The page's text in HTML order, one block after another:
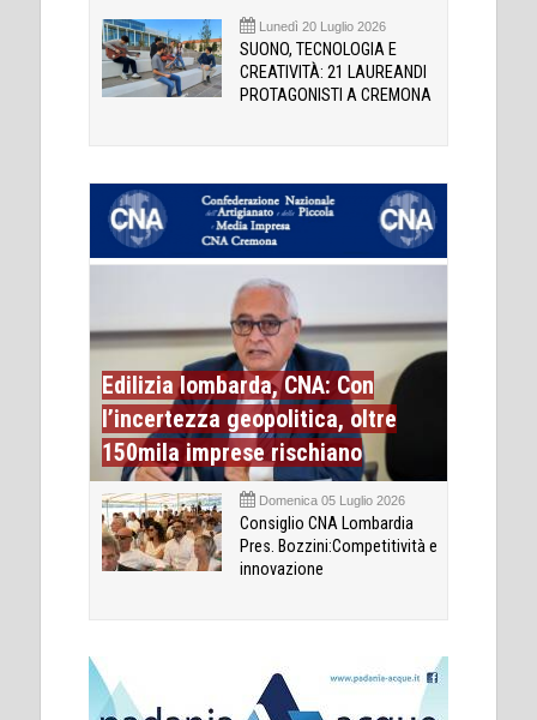
Lunedì 20 Luglio 2026
SUONO, TECNOLOGIA E
CREATIVITÀ: 21 LAUREANDI
PROTAGONISTI A CREMONA
Edilizia lombarda, CNA: Con
l’incertezza geopolitica, oltre
150mila imprese rischiano
Domenica 05 Luglio 2026
Consiglio CNA Lombardia
Pres. Bozzini:Competitività e
innovazione